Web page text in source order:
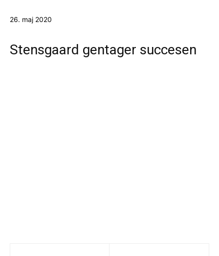
26. maj 2020
Stensgaard gentager succesen